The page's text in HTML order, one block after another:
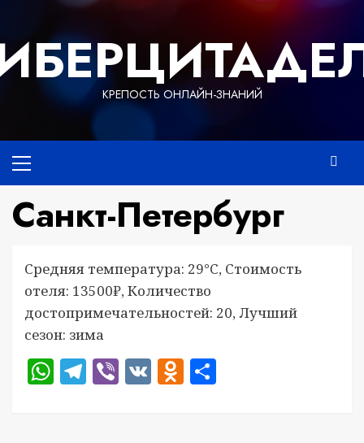
содержимому
КРЕПОСТЬ ОНЛАЙН-ЗНАНИЙ
меню
Санкт-Петербург
Средняя температура: 29°C, Стоимость
отеля: 13500₽, Количество
достопримечательностей: 20, Лучший
сезон: зима
WhatsApp
Telegram
Viber
VKOdnoklassniki